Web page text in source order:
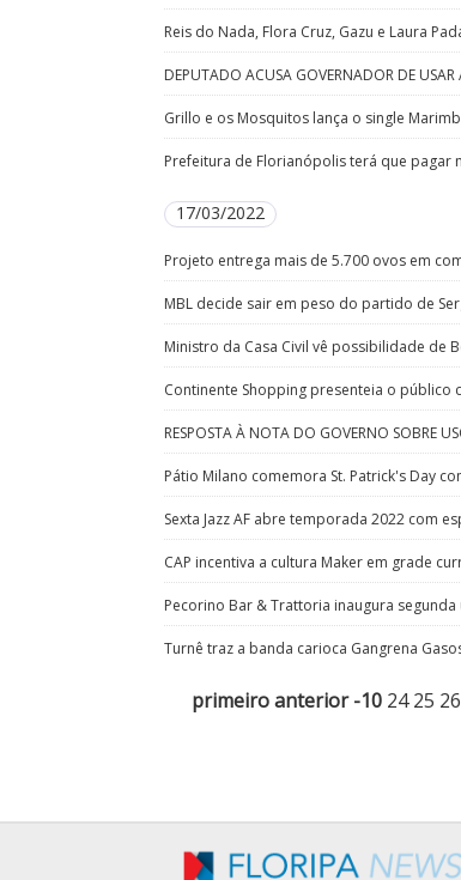
Reis do Nada, Flora Cruz, Gazu e Laura
DEPUTADO ACUSA GOVERNADOR DE
Grillo e os Mosquitos lança o single
Prefeitura de Florianópolis terá que
17/03/2022
Projeto entrega mais de 5.700 ovos em
MBL decide sair em peso do partido de
Ministro da Casa Civil vê possibilidade de
Continente Shopping presenteia o público
RESPOSTA À NOTA DO GOVERNO SOBRE
Pátio Milano comemora St. Patrick's Day
Sexta Jazz AF abre temporada 2022 com
CAP incentiva a cultura Maker em grade
Pecorino Bar & Trattoria inaugura segunda
Turnê traz a banda carioca Gangrena
primeiroanterior -10 24 25 26